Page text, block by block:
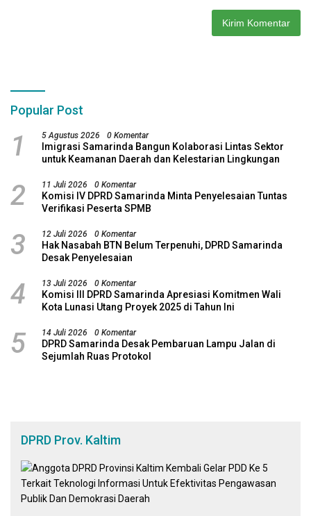
Popular Post
1 5 Agustus 2026 0 Komentar
Imigrasi Samarinda Bangun Kolaborasi Lintas Sektor
untuk Keamanan Daerah dan Kelestarian Lingkungan
2 11 Juli 2026 0 Komentar
Komisi IV DPRD Samarinda Minta Penyelesaian Tuntas
Verifikasi Peserta SPMB
3 12 Juli 2026 0 Komentar
Hak Nasabah BTN Belum Terpenuhi, DPRD Samarinda
Desak Penyelesaian
4 13 Juli 2026 0 Komentar
Komisi III DPRD Samarinda Apresiasi Komitmen Wali
Kota Lunasi Utang Proyek 2025 di Tahun Ini
5 14 Juli 2026 0 Komentar
DPRD Samarinda Desak Pembaruan Lampu Jalan di
Sejumlah Ruas Protokol
DPRD Prov. Kaltim